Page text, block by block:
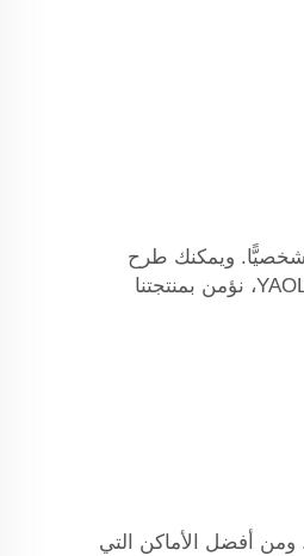
شخصيًّا. ويمكنك طرح
الأسئلة والحصول على نصائح حول الإطارات الأنسب لسيارتك. وإذا اخترت هذا الخيار، فلا تنسَ أن تسأل عن الضمانات أو التصاريح. ففي شركة YAOLILAI، نؤمن بمنتجتنا
ومن أفضل الأماكن التي